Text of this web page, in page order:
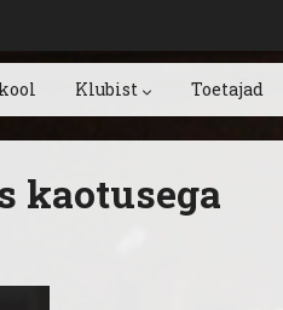
Klubist Toetajad
kaotusega